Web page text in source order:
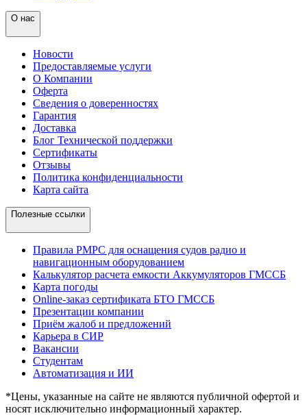
О нас
Новости
Предоставляемые услуги
О Компании
Оферта
Сведения о доверенностях
Гарантия
Доставка
Блог Технической поддержки
Сертификаты
Отзывы
Политика конфиденциальности
Карта сайта
Полезные ссылки
Правила РМРС для оснащения судов радио и
навигационным оборудованием
Калькулятор расчета емкости Аккумуляторов ГМССБ
Карта погоды
Online-заказ сертификата БТО ГМССБ
Презентации компании
Приём жалоб и предложений
Карьера в СИР
Вакансии
Студентам
Автоматизация и ИИ
*Цены, указанные на сайте не являются публичной офертой и
носят исключительно информационный характер.